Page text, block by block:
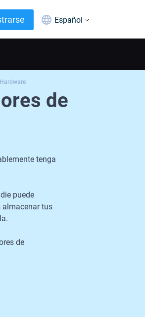
Español
de
tenga
puede
almacenar tus
de